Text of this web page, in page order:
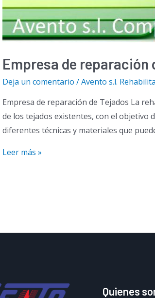
Empresa de reparación
Deja un comentario /Avento s.l.
Empresa de reparación de Tejados La
de los tejados existentes, con el objetivo
diferentes técnicas y materiales que
Empresa
Leer más »
Quienes